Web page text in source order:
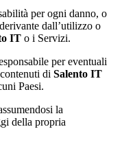
per ogni danno, o
dall’utilizzo o
IT o i Servizi.
per eventuali
di Salento IT
Paesi.
la
della propria